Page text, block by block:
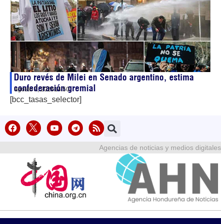
Duro revés de Milei en Senado argentino, estima
confederación gremial
agosto 7, 202614:50
[bcc_tasas_selector]
Agencias de noticias y medios digitales